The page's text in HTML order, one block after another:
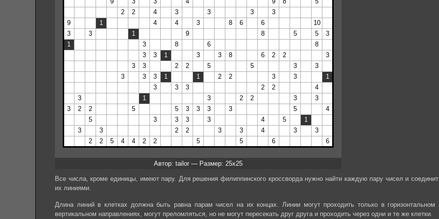
Автор: tailor — Размер: 25x25
Все числа, кроме единицы, имеют пару. Для решения филиппинского кроссворда нужно найти каждую пару чисел и
их линиями.
Длина линий в клетках должна быть равна парам чисел на их концах. Линии могут проходить только в горизонтальном
вертикальном направлениях, могут преломляться, но не могут пересекать друг друга и проходить через одни и те же клетки.